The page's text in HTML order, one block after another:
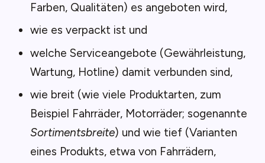
Farben, Qualitäten) es angeboten wird,
wie es verpackt ist und
welche Serviceangebote (Gewährleistung,
Wartung, Hotline) damit verbunden sind,
wie breit (wie viele Produktarten, zum
Beispiel Fahrräder, Motorräder; sogenannte
Sortimentsbreite) und wie tief (Varianten
eines Produkts, etwa von Fahrrädern,